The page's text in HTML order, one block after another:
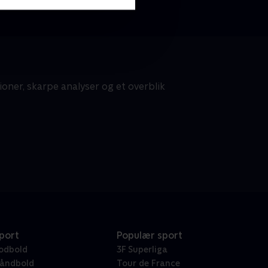
skarpe analyser og et overblik
Populær sport
3F Superliga
Tour de France